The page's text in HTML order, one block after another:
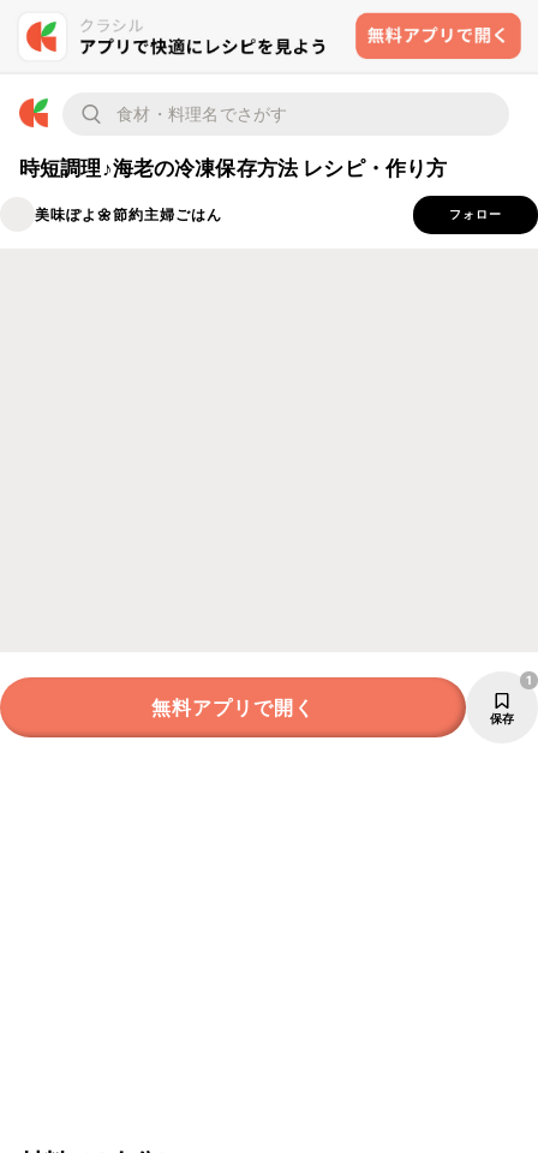
時短調理♪海老の冷凍保存方法 レシピ・作り方
美味ぽよ🌼節約主婦ごはん フォロー
無料アプリで開く 保存
1